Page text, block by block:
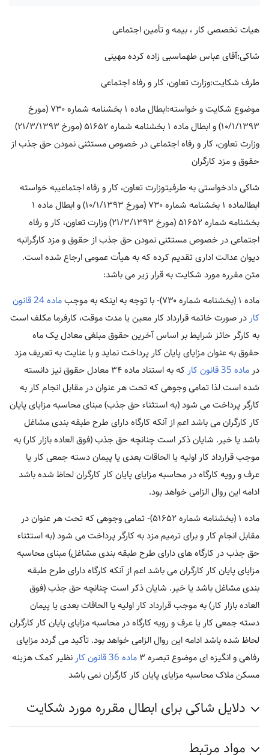
هیات تخصصی کار ، بیمه و تأمین اجتماعی
شاکی:آقای عباس طهماسبی زاده کرده مهینی
طرف شکایت:وزارت تعاون، کار و رفاه اجتماعی
موضوع شکایت و خواسته:ابطال ماده ۱ بخشنامه شماره ۷۳۰ (مورخ
۱۰/۱/۱۳۹۳) و ابطال ماده ۱ بخشنامه شماره ۵۱۶۵۲ (مورخ ۲۱/۳/۱۳۹۳)
وزارت تعاون، کار و رفاه اجتماعی در خصوص مستثنی نمودن حق جذب از
حقوق و مزد کارگران
شاکی دادخواستی به طرفیتوزارت تعاون، کار و رفاه اجتماعیبه خواسته
ابطالماده ۱ بخشنامه شماره ۷۳۰ (مورخ ۱۰/۱/۱۳۹۳) و ابطال ماده ۱
بخشنامه شماره ۵۱۶۵۲ (مورخ ۲۱/۳/۱۳۹۳) وزارت تعاون، کار و رفاه
اجتماعی در خصوص مستثنی نمودن حق جذب از حقوق و مزد کارگرانبه
دیوان عدالت اداری تقدیم کرده که به هیأت عمومی ارجاع شده است.
متن مقرره مورد شکایت به قرار زیر می باشد:
ماده ۱ (بخشنامه شماره ۷۳۰)- با توجه به اینکه به موجب
ماده 24 قانون
کاردر صورت خاتمه قرارداد کار معین یا مدت موقت، کارفرما مکلف است
به کارگر حائز شرایط بر اساس آخرین حقوق مبلغی معادل یک ماه
حقوق به عنوان مزایای پایان کار پرداخت نماید و با عنایت به تعریف مزد
درماده 35 قانون کار
که به استناد ماده ۳۴ معادل حقوق نیز دانسته
شده است لذا تمامی وجوهی که تحت هر عنوان در مقابل انجام کار به
کارگر پرداخت می شود (به استثناء حق جذب) مبنای محاسبه مزایای پایان
کار کارگران می باشد اعم از آنکه کارگاه دارای طرح طبقه بندی مشاغل
باشد یا خیر. شایان ذکر است چنانچه حق جذب (فوق العاده بازار کار) به
موجب قرارداد کار اولیه یا الحاقات بعدی یا پیمان دسته جمعی کار یا
عرف و رویه کارگاه در محاسبه مزایای پایان کار کارگران لحاظ شده باشد
ادامه این روال الزامی خواهد بود.
ماده ۱ (بخشنامه شماره ۵۱۶۵۲)- تمامی وجوهی که تحت هر عنوان در
مقابل انجام کار و برای ترمیم مزد به کارگر پرداخت می شود (به استثناء
حق جذب در کارگاه های دارای طرح طبقه بندی مشاغل) مبنای محاسبه
مزایای پایان کار کارگران می باشد اعم از آنکه کارگاه دارای طرح طبقه
بندی مشاغل باشد یا خیر. شایان ذکر است چنانچه حق جذب (فوق
العاده بازار کار) به موجب قرارداد کار اولیه یا الحاقات بعدی یا پیمان
دسته جمعی کار یا عرف و رویه کارگاه در محاسبه مزایای پایان کار کارگران
لحاظ شده باشد ادامه این روال الزامی خواهد بود. تأکید می گردد مزایای
رفاهی و انگیزه ای موضوع تبصره ۳
ماده 36 قانون کار
نظیر کمک هزینه
مسکن ملاک محاسبه مزایای پایان کار کارگران نمی باشد
دلایل شاکی برای ابطال مقرره مورد شکایت
مواد مرتبط